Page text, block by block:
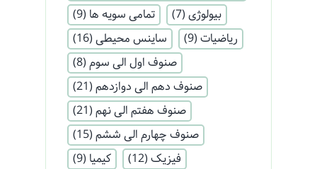
بیولوژی (7) تمامی سویه ها (9)
ریاضیات (9) ساینس محیطی (16)
صنوف اول الی سوم (8)
صنوف دهم الی دوازدهم (21)
صنوف هفتم الی نهم (21)
صنوف چهارم الی ششم (15)
فیزیک (12) کیمیا (9)